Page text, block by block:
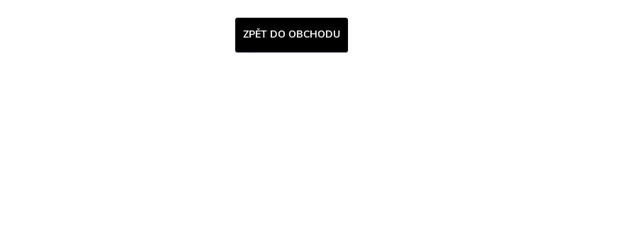
ZPĚT DO OBCHODU